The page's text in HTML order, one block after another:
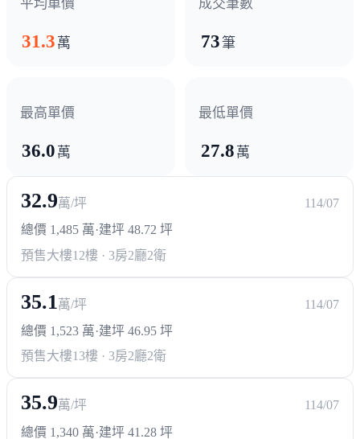
平均單價
31.3 萬
成交筆數
73筆
最高單價
36.0 萬
最低單價
27.8 萬
32.9萬/坪
114/07
總價 1,485 萬·建坪 48.72 坪
預售大樓12樓 · 3房2廳2衛
35.1萬/坪
114/07
總價 1,523 萬·建坪 46.95 坪
預售大樓13樓 · 3房2廳2衛
35.9萬/坪
114/07
總價 1,340 萬·建坪 41.28 坪